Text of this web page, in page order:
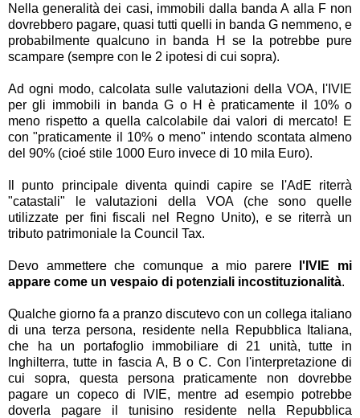
Nella generalità dei casi, immobili dalla banda A alla F non
dovrebbero pagare, quasi tutti quelli in banda G nemmeno, e
probabilmente qualcuno in banda H se la potrebbe pure
scampare (sempre con le 2 ipotesi di cui sopra).
Ad ogni modo, calcolata sulle valutazioni della VOA, l'IVIE
per gli immobili in banda G o H è praticamente il 10% o
meno rispetto a quella calcolabile dai valori di mercato! E
con "praticamente il 10% o meno" intendo scontata almeno
del 90% (cioé stile 1000 Euro invece di 10 mila Euro).
Il punto principale diventa quindi capire se l'AdE riterrà
"catastali" le valutazioni della VOA (che sono quelle
utilizzate per fini fiscali nel Regno Unito), e se riterrà un
tributo patrimoniale la Council Tax.
Devo ammettere che comunque a mio parere
l'IVIE mi
appare come un vespaio di potenziali incostituzionalità.
Qualche giorno fa a pranzo discutevo con un collega italiano
di una terza persona, residente nella Repubblica Italiana,
che ha un portafoglio immobiliare di 21 unità, tutte in
Inghilterra, tutte in fascia A, B o C. Con l'interpretazione di
cui sopra, questa persona praticamente non dovrebbe
pagare un copeco di IVIE, mentre ad esempio potrebbe
doverla pagare il tunisino residente nella Repubblica